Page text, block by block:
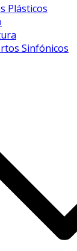
Plásticos
Sinfónicos